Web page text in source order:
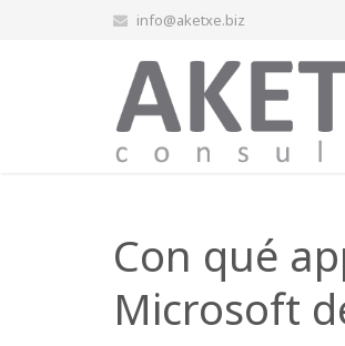
info@aketxe.biz
Con qué
Microsoft